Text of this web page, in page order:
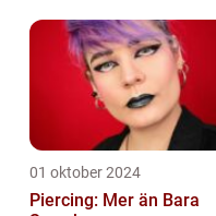
01 oktober 2024
Piercing: Mer än Bara